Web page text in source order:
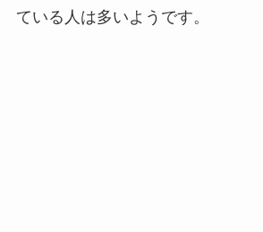
ている人は多いようです。